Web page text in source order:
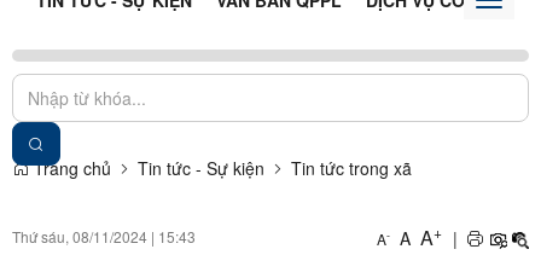
Trang chủ Tin tức - Sự kiện Tin tức trong xã
Thứ sáu, 08/11/2024 | 15:43 A- A A+ |